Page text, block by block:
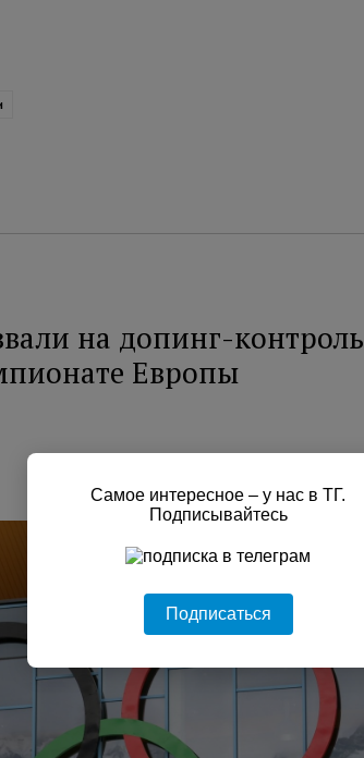
на допинг-контроль
Европы
Самое интересное – у нас в ТГ.
Подписывайтесь
Подписаться